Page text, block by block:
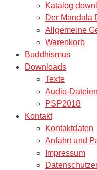
Katalog
Der Mandala
Allgemeine
Warenkorb
Buddhismus
Downloads
Texte
Audio-Dateien
PSP2018
Kontakt
Kontaktdaten
Anfahrt und
Impressum